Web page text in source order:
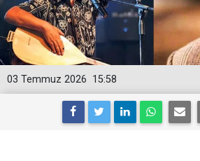
15:58
03 Temmuz 2026